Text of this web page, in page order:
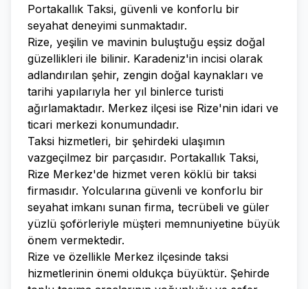
Portakallık Taksi, güvenli ve konforlu bir
seyahat deneyimi sunmaktadır.
Rize, yeşilin ve mavinin buluştuğu eşsiz doğal
güzellikleri ile bilinir. Karadeniz'in incisi olarak
adlandırılan şehir, zengin doğal kaynakları ve
tarihi yapılarıyla her yıl binlerce turisti
ağırlamaktadır. Merkez ilçesi ise Rize'nin idari ve
ticari merkezi konumundadır.
Taksi hizmetleri, bir şehirdeki ulaşımın
vazgeçilmez bir parçasıdır. Portakallık Taksi,
Rize Merkez'de hizmet veren köklü bir taksi
firmasıdır. Yolcularına güvenli ve konforlu bir
seyahat imkanı sunan firma, tecrübeli ve güler
yüzlü şoförleriyle müşteri memnuniyetine büyük
önem vermektedir.
Rize ve özellikle Merkez ilçesinde taksi
hizmetlerinin önemi oldukça büyüktür. Şehirde